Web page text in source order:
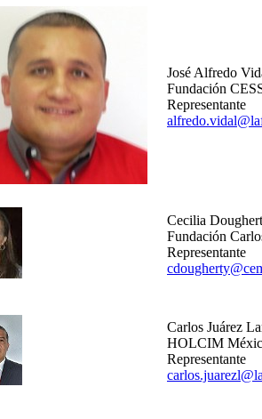
José Alfredo
Fundación
Representante
Cecilia
Fundación
Representante
Carlos Juárez
HOLCIM
Representante